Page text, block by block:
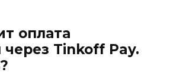
оплата
Tinkoff Pay.